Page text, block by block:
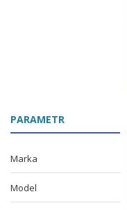
PARAMETR
Marka
Model